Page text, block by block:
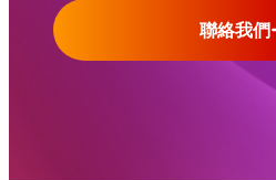
聯絡我們